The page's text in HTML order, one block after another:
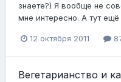
знаете?) Я вообще не
мне интересно. А тут
12 октября 2011
Вегетарианство и